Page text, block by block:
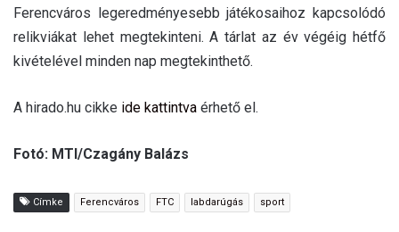
Ferencváros legeredményesebb játékosaihoz kapcsolódó
relikviákat lehet megtekinteni. A tárlat az év végéig hétfő
kivételével minden nap megtekinthető.
A hirado.hu cikke ide kattintva érhető el.
Fotó: MTI/Czagány Balázs
Címke Ferencváros FTC labdarúgás sport